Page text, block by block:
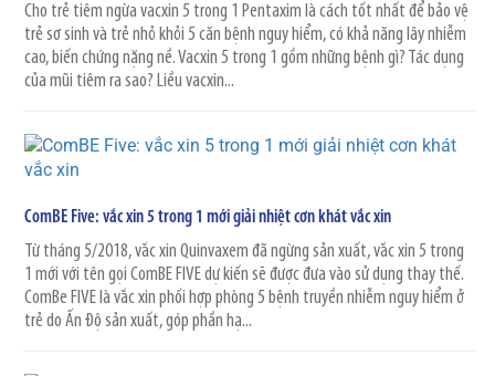
Cho trẻ tiêm ngừa vacxin 5 trong 1 Pentaxim là cách tốt nhất để bảo vệ
trẻ sơ sinh và trẻ nhỏ khỏi 5 căn bệnh nguy hiểm, có khả năng lây nhiễm
cao, biến chứng nặng nề. Vacxin 5 trong 1 gồm những bệnh gì? Tác dụng
của mũi tiêm ra sao? Liều vacxin...
ComBE Five: vắc xin 5 trong 1 mới giải nhiệt cơn khát vắc xin
Từ tháng 5/2018, vắc xin Quinvaxem đã ngừng sản xuất, vắc xin 5 trong
1 mới với tên gọi ComBE FIVE dự kiến sẽ được đưa vào sử dụng thay thế.
ComBe FIVE là vắc xin phối hợp phòng 5 bệnh truyền nhiễm nguy hiểm ở
trẻ do Ấn Độ sản xuất, góp phần hạ...